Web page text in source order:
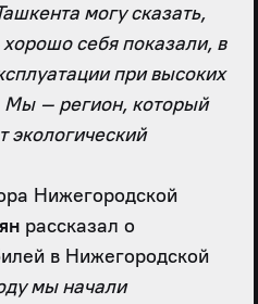
могу сказать,
себя показали, в
при высоких
Мы – регион, который
экологический
Нижегородской
рассказал о
в Нижегородской
мы начали